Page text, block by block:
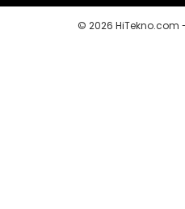
© 2026 HiTekno.com